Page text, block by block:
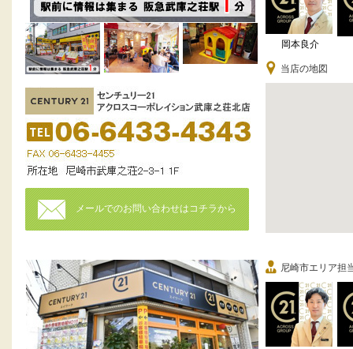
メールでのお問い合わせはコチラから
岡本良介
当店の地図
尼崎市エリア担